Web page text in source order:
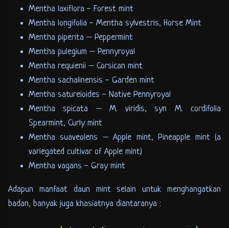
Mentha laxiflora - Forest mint
Mentha longifolia - Mentha sylvestris, Horse Mint
Mentha piperita – Peppermint
Mentha pulegium – Pennyroyal
Mentha requienii – Corsican mint
Mentha sachalinensis - Garden mint
Mentha satureioides - Native Pennyroyal
Mentha spicata – M. viridis, syn M. cordifolia
Spearmint, Curly mint
Mentha suaveolens – Apple mint, Pineapple mint (a
variegated cultivar of Apple mint)
Mentha vagans - Gray mint
Adapun manfaat daun mint selain untuk menghangatkan
badan, banyak juga khasiatnya diantaranya :